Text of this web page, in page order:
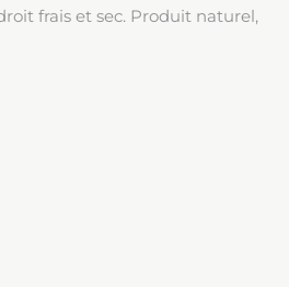
frais et sec. Produit naturel,